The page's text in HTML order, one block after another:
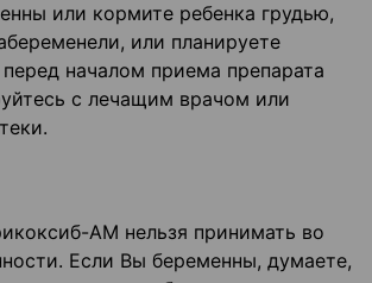
или кормите ребенка грудью,
или планируете
началом приема препарата
с лечащим врачом или
АМ нельзя принимать во
Если Вы беременны, думаете,